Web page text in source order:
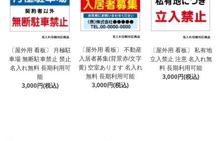
〔屋外用 看板〕 月極駐
車場 無断駐車禁止 禁止
名入れ無料 長期利用可
能
3,000円(税込)
〔屋外用 看板〕 不動産
入居者募集(背景赤/文字
黄) 空室あります 名入れ
無料 長期利用可能
3,000円(税込)
〔屋外用 看板〕 私有地
立入禁止 注意 名入れ無
料 長期利用可能
3,000円(税込)